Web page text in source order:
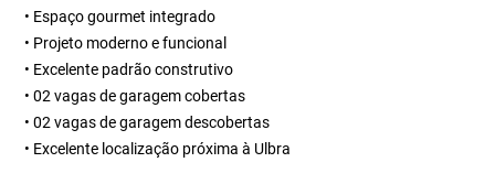
• Espaço gourmet integrado
• Projeto moderno e funcional
• Excelente padrão construtivo
• 02 vagas de garagem cobertas
• 02 vagas de garagem descobertas
• Excelente localização próxima à Ulbra